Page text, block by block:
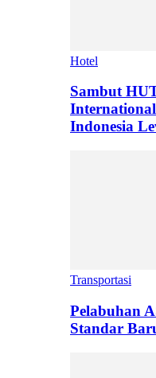
Hotel
Sambut
Indonesia
Transportasi
Pelabuhan
Standar